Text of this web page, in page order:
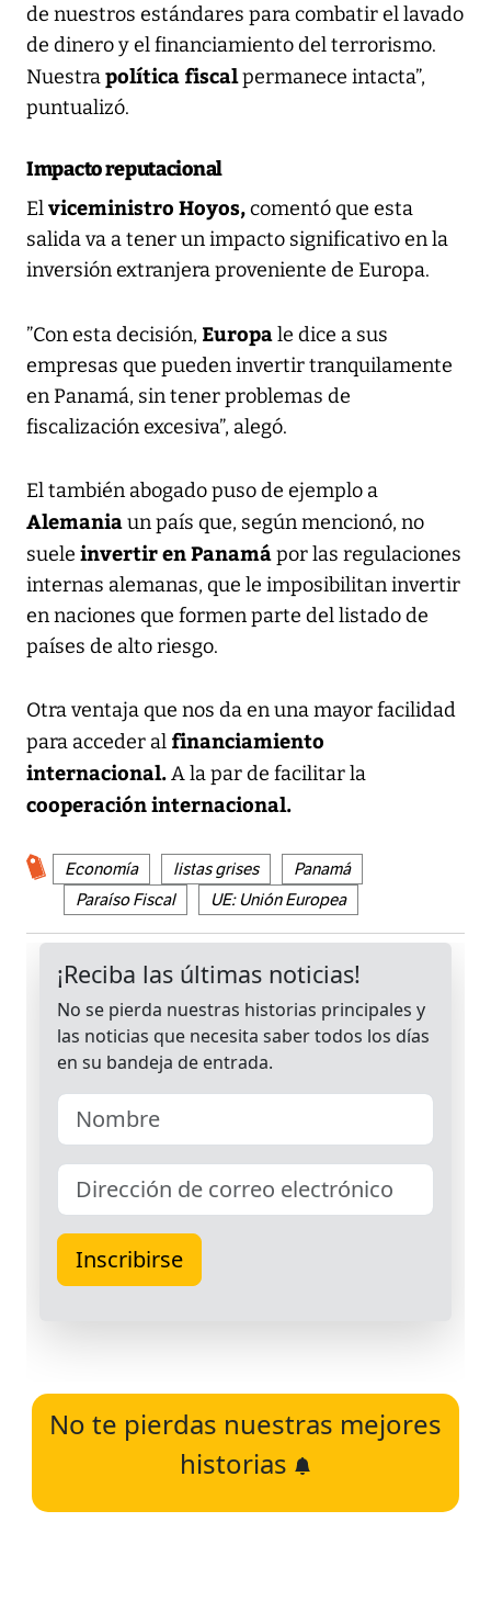
de nuestros estándares para combatir el lavado
de dinero y el financiamiento del terrorismo.
Nuestrapolítica fiscalpermanece intacta”,
puntualizó.
Impacto reputacional
Elviceministro Hoyos,comentó que esta
salida va a tener un impacto significativo en la
inversión extranjera proveniente de Europa.
”Con esta decisión, Europale dice a sus
empresas que pueden invertir tranquilamente
en Panamá, sin tener problemas de
fiscalización excesiva”, alegó.
El también abogado puso de ejemplo a
Alemaniaun país que, según mencionó, no
suele invertir en Panamápor las regulaciones
internas alemanas, que le imposibilitan invertir
en naciones que formen parte del listado de
países de alto riesgo.
Otra ventaja que nos da en una mayor facilidad
para acceder al financiamiento
internacional.A la par de facilitar la
cooperación internacional.
Economía listas grises
Panamá
Paraíso Fiscal
UE: Unión Europea
No te pierdas nuestras mejores
historias